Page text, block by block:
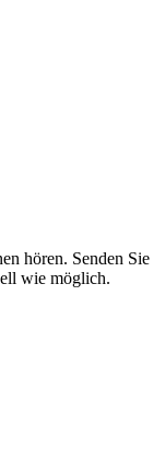
hören. Senden Sie
wie möglich.